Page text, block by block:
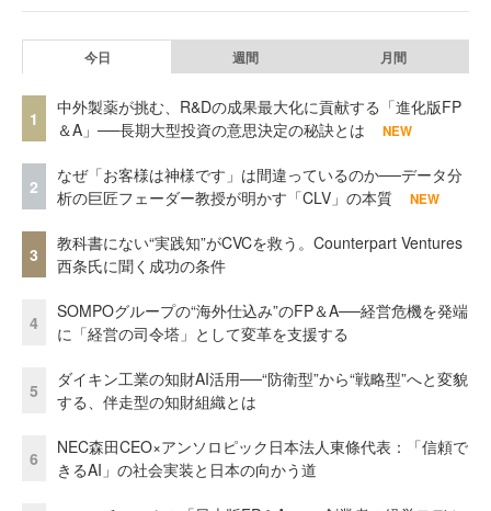
今日 週間 月間
1
中外製薬が挑む、R&Dの成果最大化に貢献する「進化版FP
＆A」──長期大型投資の意思決定の秘訣とは
NEW
2
なぜ「お客様は神様です」は間違っているのか──データ分
析の巨匠フェーダー教授が明かす「CLV」の本質
NEW
3
教科書にない“実践知”がCVCを救う。Counterpart Ventures
西条氏に聞く成功の条件
4
SOMPOグループの“海外仕込み”のFP＆A──経営危機を発端
に「経営の司令塔」として変革を支援する
5
ダイキン工業の知財AI活用──“防衛型”から“戦略型”へと変貌
する、伴走型の知財組織とは
6
NEC森田CEO×アンソロピック日本法人東條代表：「信頼で
きるAI」の社会実装と日本の向かう道